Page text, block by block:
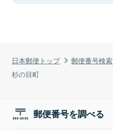
日本郵便トップ 郵便番号検索
杉の目町
郵便番号を調べる